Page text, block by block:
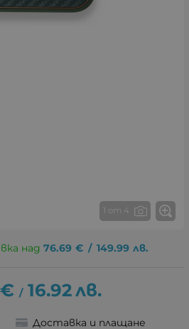
1 от 4
над 76.69 € / 149.99 лв.
€ / 16.92лв.
Доставка и плащане